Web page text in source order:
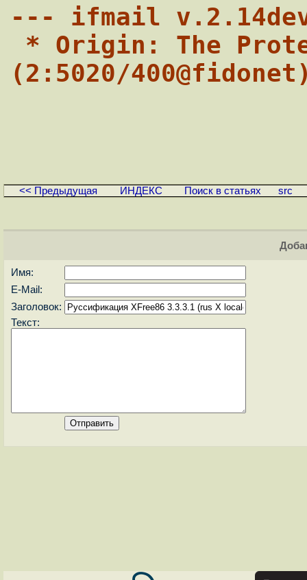
--- ifmail
(2:5020/
<< Предыдущая ИНДЕКС Поиск в статьях src
Имя:
E-Mail:
Заголовок:
Текст: